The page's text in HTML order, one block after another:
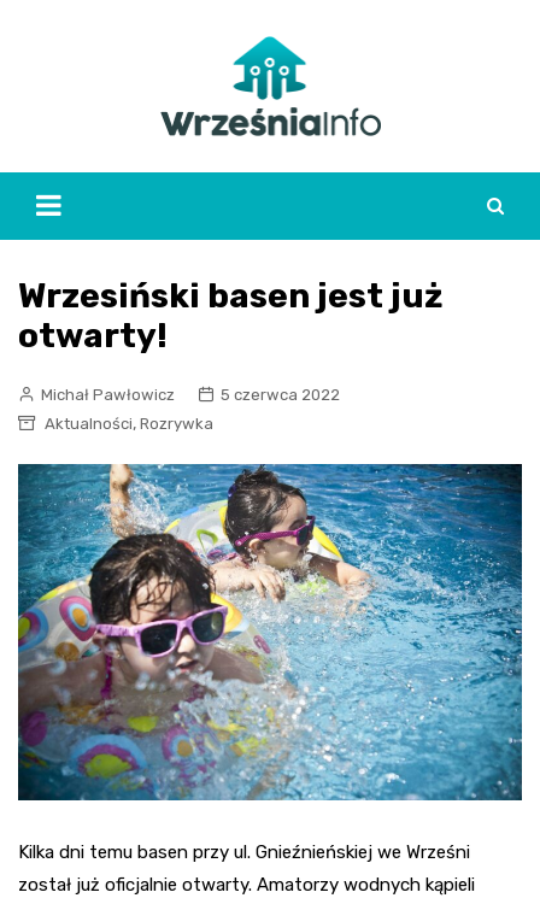
Wrzesiński basen jest już
otwarty!
Michał Pawłowicz
5 czerwca 2022
Aktualności, Rozrywka
Kilka dni temu basen przy ul. Gnieźnieńskiej we Wrześni
został już oficjalnie otwarty. Amatorzy wodnych kąpieli